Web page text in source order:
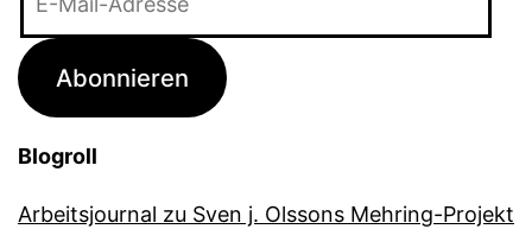
Adresse
Abonnieren
Blogroll
Arbeitsjournal zu Sven j. Olssons Mehring-Projekt